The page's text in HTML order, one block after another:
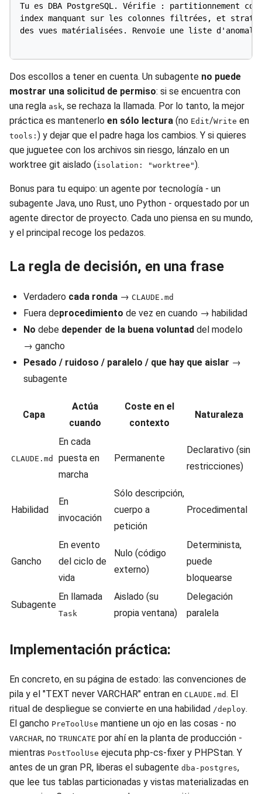
Tu es DBA PostgreSQL. Vérifie : partitionnement
index manquant sur les colonnes filtrées, et
des vues matérialisées. Renvoie une liste
Dos escollos a tener en cuenta. Un subagente no puede
mostrar una solicitud de permiso: si se encuentra con
una regla ask, se rechaza la llamada. Por lo tanto, la mejor
práctica es mantenerlo en sólo lectura (no Edit/Write en
tools: ) y dejar que el padre haga los cambios. Y si quieres
que juguetee con los archivos sin riesgo, lánzalo en un
worktree git aislado (isolation: "worktree").
Bonus para tu equipo: un agente por tecnología - un
subagente Java, uno Rust, uno Python - orquestado por un
agente director de proyecto. Cada uno piensa en su mundo,
y el principal recoge los pedazos.
La regla de decisión, en una frase
Verdadero cada ronda → CLAUDE.md
Fuera deprocedimiento de vez en cuando → habilidad
No debe depender de la buena voluntad del modelo
→ gancho
Pesado / ruidoso / paralelo / que hay que aislar →
subagente
Capa
Actúa
cuando
Coste en el
contexto
Naturaleza
CLAUDE.md
En cada
puesta en
marcha
Permanente
Declarativo (sin
restricciones)
Habilidad
En
invocación
Sólo descripción,
cuerpo a
petición
Procedimental
Gancho
En evento
del ciclo de
vida
Nulo (código
externo)
Determinista,
puede
bloquearse
Subagente
En llamada
Task
Aislado (su
propia ventana)
Delegación
paralela
Implementación práctica:
En concreto, en su página de estado: las convenciones de
pila y el "TEXT never VARCHAR" entran en CLAUDE.md. El
ritual de despliegue se convierte en una habilidad /deploy.
El gancho PreToolUse mantiene un ojo en las cosas - no
VARCHAR, no TRUNCATE por ahí en la planta de producción -
mientras PostToolUse ejecuta php-cs-fixer y PHPStan. Y
antes de un gran PR, liberas el subagente dba-postgres,
que lee tus tablas particionadas y vistas materializadas en